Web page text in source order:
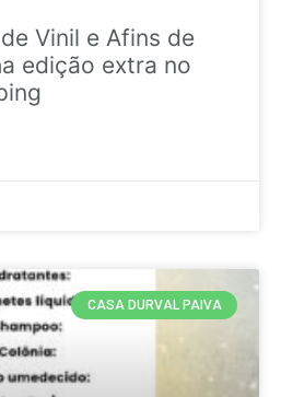
Vinil e Afins de
edição extra no
CASA DURVAL PAIVA